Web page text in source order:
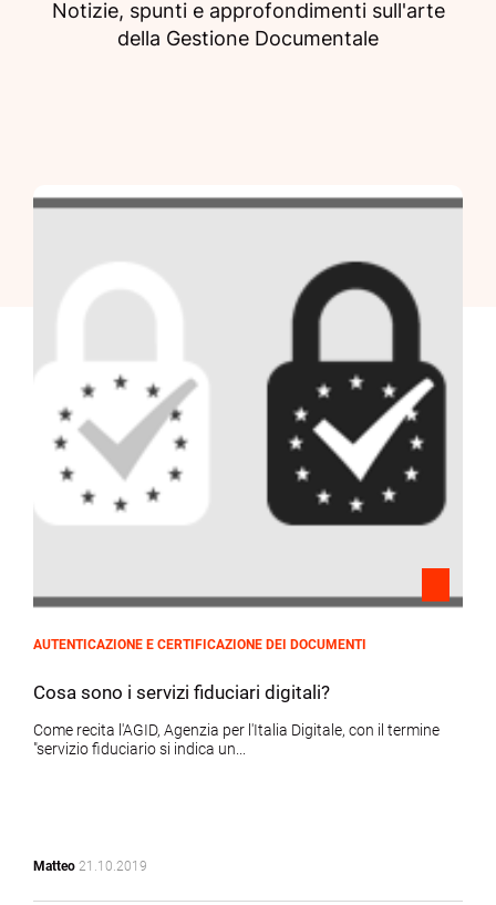
Notizie, spunti e approfondimenti sull'arte
della Gestione Documentale
AUTENTICAZIONE E CERTIFICAZIONE DEI DOCUMENTI
Cosa sono i servizi fiduciari digitali?
Come recita l'AGID, Agenzia per l'Italia Digitale, con il termine
"servizio fiduciario si indica un...
Matteo 21.10.2019